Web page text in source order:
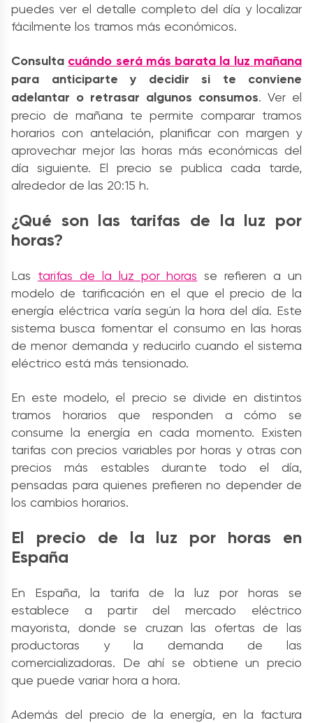
puedes ver el detalle completo del día y localizar
fácilmente los tramos más económicos.
Consulta cuándo será más barata la luz mañana
para anticiparte y decidir si te conviene
adelantar o retrasar algunos consumos. Ver el
precio de mañana te permite comparar tramos
horarios con antelación, planificar con margen y
aprovechar mejor las horas más económicas del
día siguiente. El precio se publica cada tarde,
alrededor de las 20:15 h.
¿Qué son las tarifas de la luz por
horas?
Las tarifas de la luz por horas se refieren a un
modelo de tarificación en el que el precio de la
energía eléctrica varía según la hora del día. Este
sistema busca fomentar el consumo en las horas
de menor demanda y reducirlo cuando el sistema
eléctrico está más tensionado.
En este modelo, el precio se divide en distintos
tramos horarios que responden a cómo se
consume la energía en cada momento. Existen
tarifas con precios variables por horas y otras con
precios más estables durante todo el día,
pensadas para quienes prefieren no depender de
los cambios horarios.
El precio de la luz por horas en
España
En España, la tarifa de la luz por horas se
establece a partir del mercado eléctrico
mayorista, donde se cruzan las ofertas de las
productoras y la demanda de las
comercializadoras. De ahí se obtiene un precio
que puede variar hora a hora.
Además del precio de la energía, en la factura